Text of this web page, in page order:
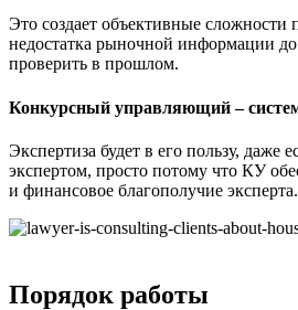
Это создает объективные сложности
недостатка рыночной информации
проверить в прошлом.
Конкурсный управляющий –
Экспертиза будет в его пользу, даже
экспертом, просто потому что КУ
и финансовое благополучие эксперта.
Порядок работы